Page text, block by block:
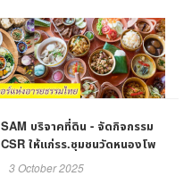
SAM บริจาคที่ดิน - จัดกิจกรรม
CSR ให้แก่รร.ชุมชนวัดหนองโพ
จ.ราชบุรี
3 October 2025